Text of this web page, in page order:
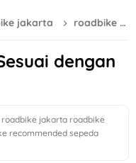
jakarta roadbike murah
dengan
roadbike jakarta roadbike
recommended sepeda